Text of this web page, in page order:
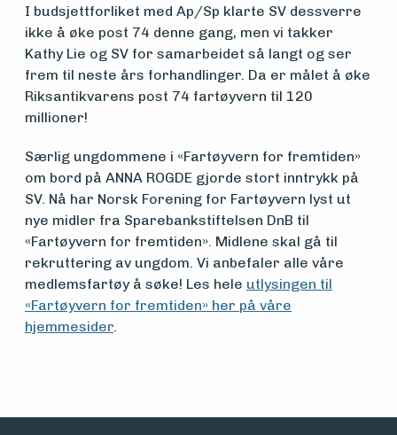
I budsjettforliket med Ap/Sp klarte SV dessverre
ikke å øke post 74 denne gang, men vi takker
Kathy Lie og SV for samarbeidet så langt og ser
frem til neste års forhandlinger. Da er målet å øke
Riksantikvarens post 74 fartøyvern til 120
millioner!
Særlig ungdommene i «Fartøyvern for fremtiden»
om bord på ANNA ROGDE gjorde stort inntrykk på
SV. Nå har Norsk Forening for Fartøyvern lyst ut
nye midler fra Sparebankstiftelsen DnB til
«Fartøyvern for fremtiden». Midlene skal gå til
rekruttering av ungdom. Vi anbefaler alle våre
medlemsfartøy å søke! Les hele utlysingen til
«Fartøyvern for fremtiden» her på våre
hjemmesider.